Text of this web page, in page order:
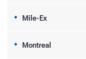
Mile-Ex
Montreal